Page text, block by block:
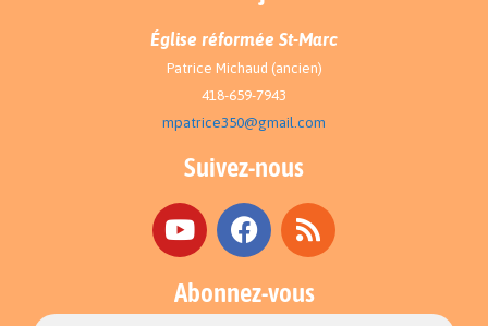
Église réformée St-Marc
Patrice Michaud (ancien)
418-659-7943
mpatrice350@gmail.com
Suivez-nous
Abonnez-vous